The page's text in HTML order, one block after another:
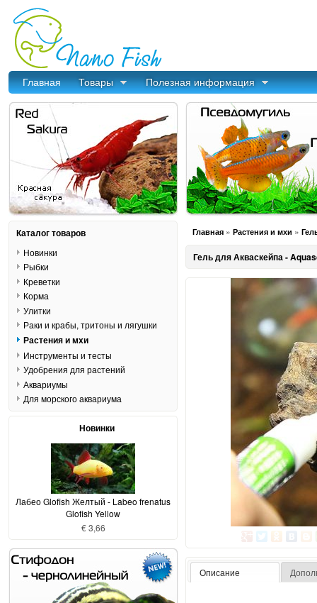
Главная Товары Полезная информация
Главная » Растения и мхи »
Гель для Акваскейпа -
Описание
Каталог товаров
Новинки
Рыбки
Креветки
Корма
Улитки
Раки и крабы, тритоны и лягушки
Растения и мхи
Инструменты и тесты
Удобрения для растений
Аквариумы
Для морского аквариума
Новинки
Лабео Glofish Желтый - Labeo frenatus
Glofish Yellow
€ 3,66